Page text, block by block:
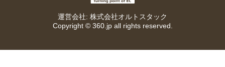
運営会社: 株式会社オルトスタック
Copyright © 360.jpall rights reserved.